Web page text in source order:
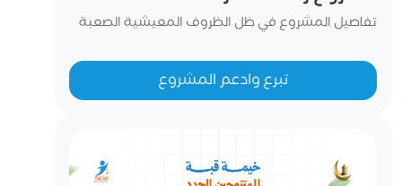
تفاصيل المشروع في ظل الظروف المعيشية الصعبة
القدرة الشرائية لدى كثير من الأسر، تبرز أهمية زكاة
الفطر في سدّ بعض احتياجات الفقراء والمحتاجين قبل
يوم العيد. وفي ظل هذه الظروف الاستثنائية، أصبح
تبرع وادعم المشروع